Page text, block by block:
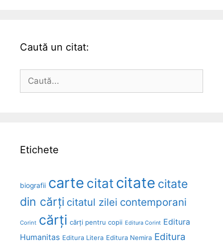
Caută un citat:
după:
Etichete
biografii carte citatcitate citate
din cărți citatul zilei contemporani
Corint cărți cărți pentru copii Editura Corint Editura
Humanitas Editura Litera Editura Nemira Editura